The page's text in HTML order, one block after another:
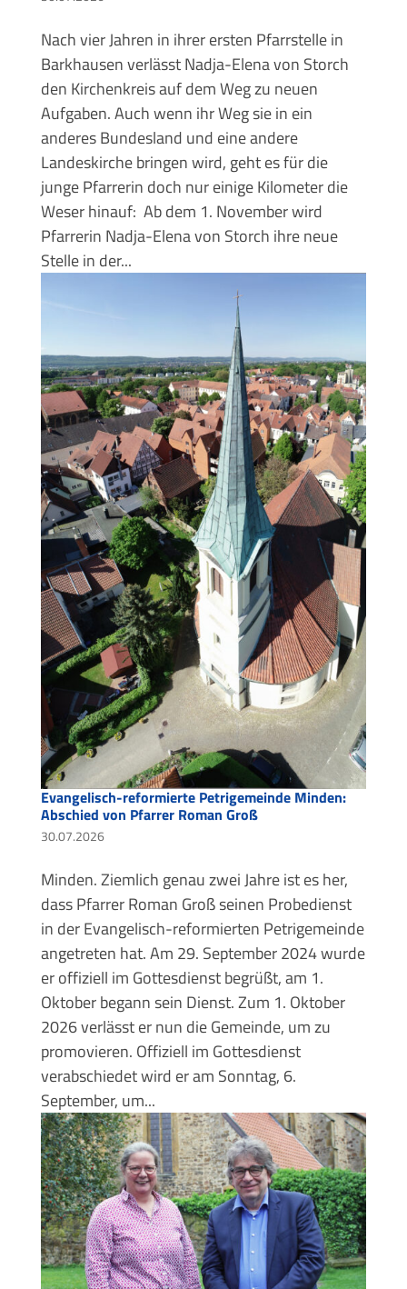
Nach vier Jahren in ihrer ersten Pfarrstelle in
Barkhausen verlässt Nadja-Elena von Storch
den Kirchenkreis auf dem Weg zu neuen
Aufgaben. Auch wenn ihr Weg sie in ein
anderes Bundesland und eine andere
Landeskirche bringen wird, geht es für die
junge Pfarrerin doch nur einige Kilometer die
Weser hinauf: Ab dem 1. November wird
Pfarrerin Nadja-Elena von Storch ihre neue
Stelle in der...
Evangelisch-reformierte Petrigemeinde Minden:
Abschied von Pfarrer Roman Groß
30.07.2026
Minden. Ziemlich genau zwei Jahre ist es her,
dass Pfarrer Roman Groß seinen Probedienst
in der Evangelisch-reformierten Petrigemeinde
angetreten hat. Am 29. September 2024 wurde
er offiziell im Gottesdienst begrüßt, am 1.
Oktober begann sein Dienst. Zum 1. Oktober
2026 verlässt er nun die Gemeinde, um zu
promovieren. Offiziell im Gottesdienst
verabschiedet wird er am Sonntag, 6.
September, um...